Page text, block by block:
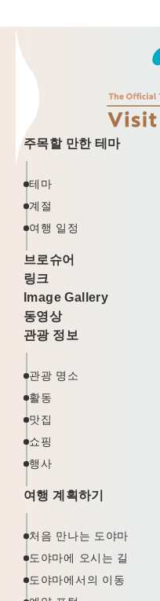
주목할 만한 테마
테마
계절
여행 일정
브로슈어
링크
Image Gallery
동영상
관광 정보
관광 명소
활동
맛집
쇼핑
행사
여행 계획하기
처음 만나는 도야마
도야마에 오시는 길
도야마에서의 이동